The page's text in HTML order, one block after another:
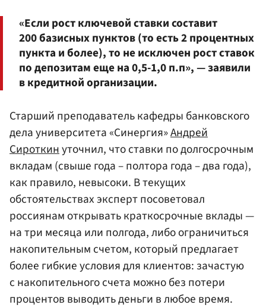
«Если рост ключевой ставки составит
200 базисных пунктов (то есть 2 процентных
пункта и более), то не исключен рост ставок
по депозитам еще на 0,5-1,0 п.п», — заявили
в кредитной организации.
Старший преподаватель кафедры банковского
дела университета «Синергия»Андрей
Сироткинуточнил, что ставки по долгосрочным
вкладам (свыше года – полтора года – два года),
как правило, невысоки. В текущих
обстоятельствах эксперт посоветовал
россиянам открывать краткосрочные вклады —
на три месяца или полгода, либо ограничиться
накопительным счетом, который предлагает
более гибкие условия для клиентов: зачастую
с накопительного счета можно без потери
процентов выводить деньги в любое время.